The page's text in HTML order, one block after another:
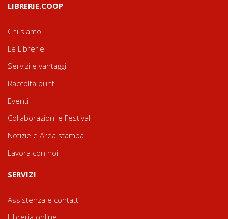
LIBRERIE.COOP
Chi siamo
Le Librerie
Servizi e vantaggi
Raccolta punti
Eventi
Collaborazioni e Festival
Notizie e Area stampa
Lavora con noi
SERVIZI
Assistenza e contatti